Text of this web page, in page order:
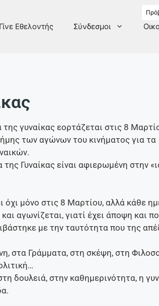
Γίνε Εθελοντής Σύνδεσμοι
γυναίκας εορτάζεται στις 8
των αγώνων του κινήματος για τα
Γυναίκας είναι αφιερωμένη στην
όχι μόνο στις 8 Μαρτίου, αλλά κάθε
αγωνίζεται, γιατί έχει άποψη και
με την ταυτότητα που της
στα Γράμματα, στη σκέψη, στη
δουλειά, στην καθημερινότητα, η